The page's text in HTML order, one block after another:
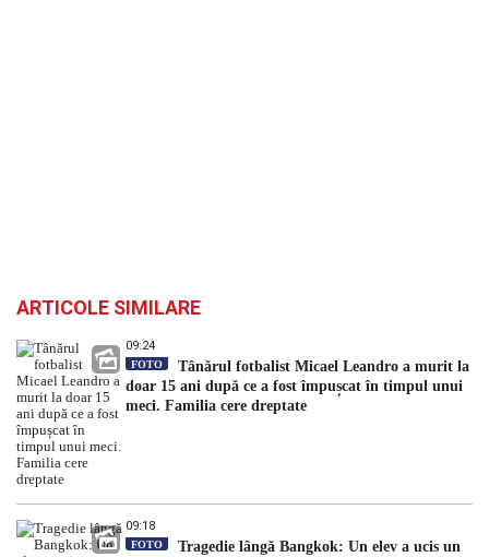
ARTICOLE SIMILARE
09:24
FOTO
Tânărul fotbalist Micael Leandro a murit la
doar 15 ani după ce a fost împușcat în timpul unui
meci. Familia cere dreptate
09:18
FOTO
Tragedie lângă Bangkok: Un elev a ucis un